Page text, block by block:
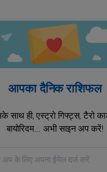
आपका दैनिक राशिफल
साथ ही, एस्ट्रो गिफ्ट्स, टैरो
बायोरिदम... अभी साइन अप करें!